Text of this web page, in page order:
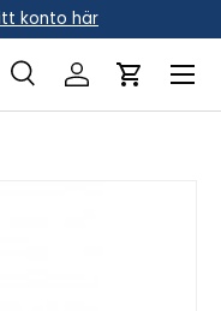
konto här
Sök Logga inVagn
Meny